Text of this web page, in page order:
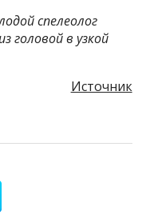
спелеолог
головой в узкой
Источник